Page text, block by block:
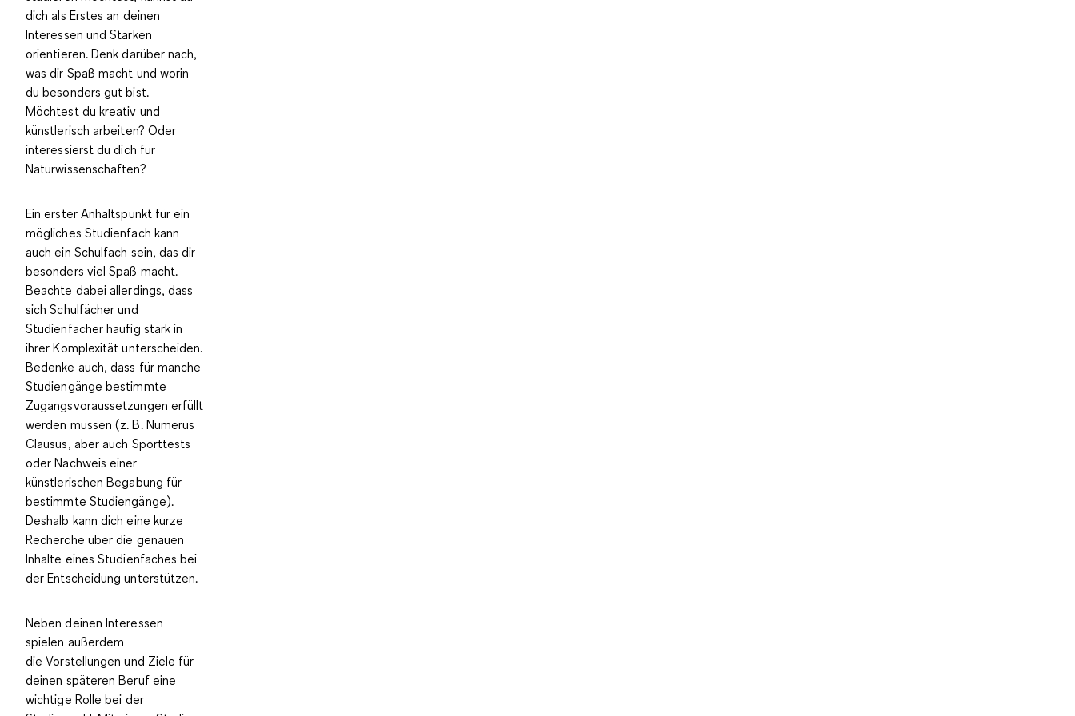
dich als Erstesan deinen
Interessen und Stärken
orientieren. Denk darüber nach,
was dir Spaß macht und worin
du besonders gut bist.
Möchtest du kreativ und
künstlerisch arbeiten? Oder
interessierst du dich für
Naturwissenschaften?
Ein erster Anhaltspunkt für ein
mögliches Studienfach kann
auch ein Schulfach sein, das dir
besonders viel Spaß macht.
Beachte dabei allerdings, dass
sich Schulfächer und
Studienfächer häufig stark in
ihrer Komplexität unterscheiden.
Bedenke auch, dass für manche
Studiengänge bestimmte
Zugangsvoraussetzungen erfüllt
werden müssen (z. B. Numerus
Clausus, aber auch Sporttests
oder Nachweis einer
künstlerischen Begabung für
bestimmte Studiengänge).
Deshalb kann dich eine kurze
Recherche über die genauen
Inhalte eines Studienfaches bei
der Entscheidung unterstützen.
Neben deinen Interessen
spielen außerdem
dieVorstellungen und Ziele für
deinen späteren Berufeine
wichtige Rolle bei der